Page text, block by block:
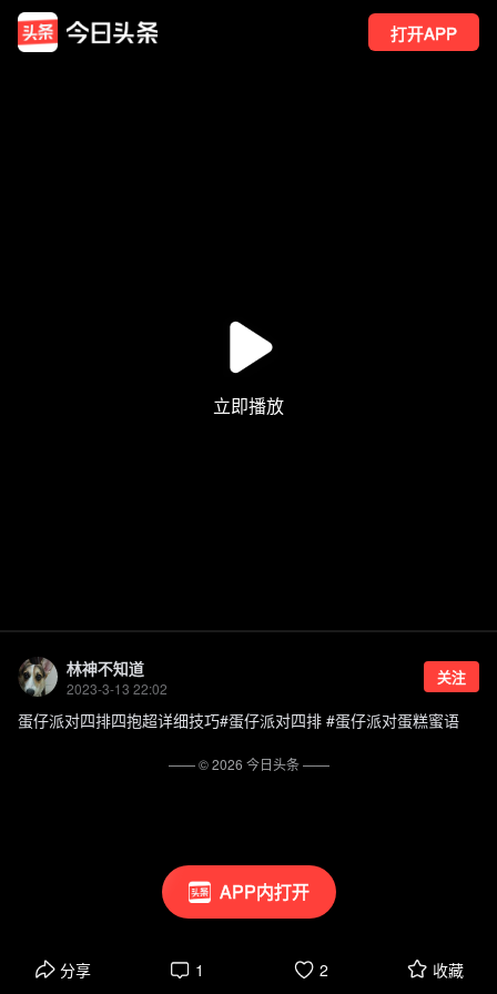
打开APP
APP内打开
林神不知道
2023-3-13 22:02
关注
蛋仔派对四排四抱超详细技巧#蛋仔派对四排 #蛋仔派对蛋糕蜜语
分享 1 2 收藏
—— ©2026 今日头条——